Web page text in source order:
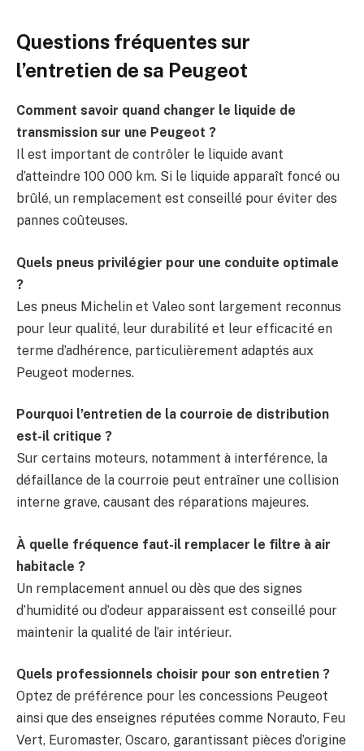
Questions fréquentes sur
l’entretien de sa Peugeot
Comment savoir quand changer le liquide de
transmission sur une Peugeot ?
Il est important de contrôler le liquide avant
d’atteindre 100 000 km. Si le liquide apparaît foncé ou
brûlé, un remplacement est conseillé pour éviter des
pannes coûteuses.
Quels pneus privilégier pour une conduite optimale
?
Les pneus Michelin et Valeo sont largement reconnus
pour leur qualité, leur durabilité et leur efficacité en
terme d’adhérence, particulièrement adaptés aux
Peugeot modernes.
Pourquoi l’entretien de la courroie de distribution
est-il critique ?
Sur certains moteurs, notamment à interférence, la
défaillance de la courroie peut entraîner une collision
interne grave, causant des réparations majeures.
À quelle fréquence faut-il remplacer le filtre à air
habitacle ?
Un remplacement annuel ou dès que des signes
d’humidité ou d’odeur apparaissent est conseillé pour
maintenir la qualité de l’air intérieur.
Quels professionnels choisir pour son entretien ?
Optez de préférence pour les concessions Peugeot
ainsi que des enseignes réputées comme Norauto, Feu
Vert, Euromaster, Oscaro, garantissant pièces d’origine